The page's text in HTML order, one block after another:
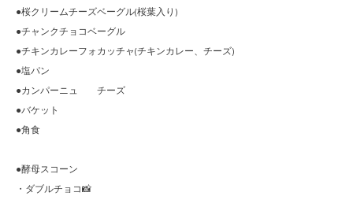
●桜クリームチーズベーグル(桜葉入り)
●チャンクチョコベーグル
●チキンカレーフォカッチャ(チキンカレー、チーズ)
●塩パン
●カンパーニュ チーズ
●バケット
●角食
●酵母スコーン
・ダブルチョコ📸